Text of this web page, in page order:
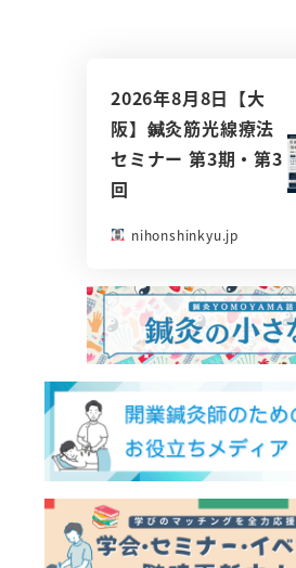
2026年8月8日【大
阪】鍼灸筋光線療法
セミナー 第3期・第3
回
nihonshinkyu.jp